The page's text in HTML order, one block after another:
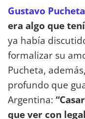
Gustavo Pucheta
era algo que
ya había
formalizar su
Pucheta,
profundo que
Argentina:
que ver con